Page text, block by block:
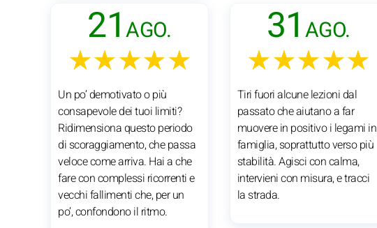
21AGO.
★★★★★
Un po’ demotivato o più
consapevole dei tuoi limiti?
Ridimensiona questo periodo
di scoraggiamento, che passa
veloce come arriva. Hai a che
fare con complessi ricorrenti e
vecchi fallimenti che, per un
po’, confondono il ritmo.
31 AGO.
★★★★★
Tiri fuori alcune lezioni dal
passato che aiutano a far
muovere in positivo i legami in
famiglia, soprattutto verso più
stabilità. Agisci con calma,
intervieni con misura, e tracci
la strada.